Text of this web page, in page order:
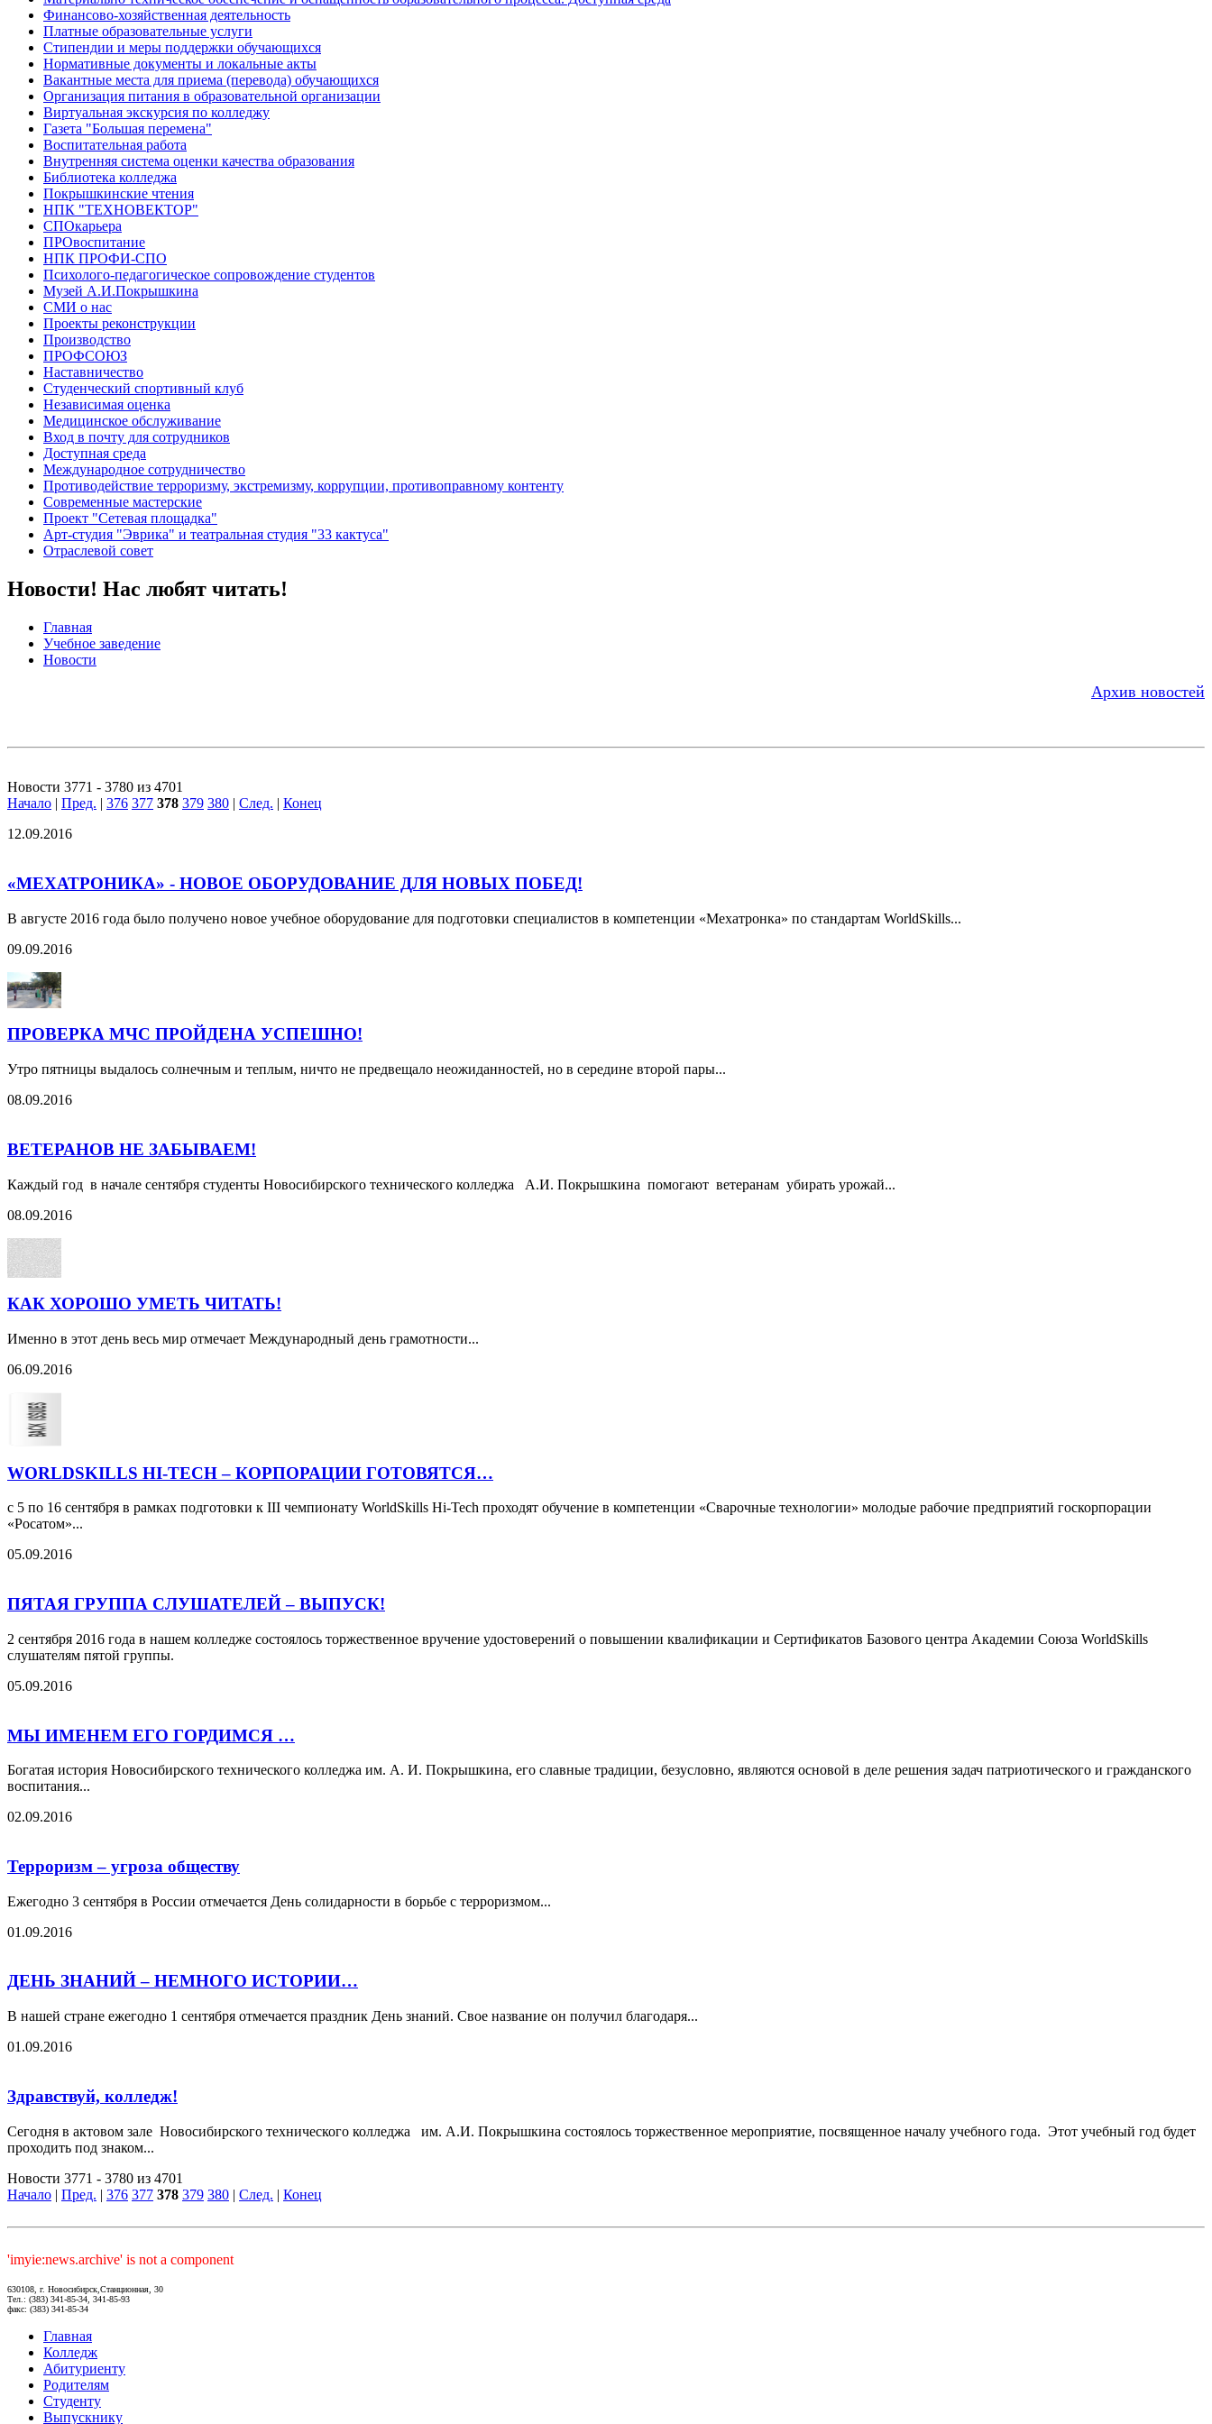
Финансово-хозяйственная деятельность
Платные образовательные услуги
Стипендии и меры поддержки обучающихся
Нормативные документы и локальные акты
Вакантные места для приема (перевода) обучающихся
Организация питания в образовательной организации
Виртуальная экскурсия по колледжу
Газета "Большая перемена"
Воспитательная работа
Внутренняя система оценки качества образования
Библиотека колледжа
Покрышкинские чтения
НПК "ТЕХНОВЕКТОР"
СПОкарьера
ПРОвоспитание
НПК ПРОФИ-СПО
Психолого-педагогическое сопровождение студентов
Музей А.И.Покрышкина
СМИ о нас
Проекты реконструкции
Производство
ПРОФСОЮЗ
Наставничество
Студенческий спортивный клуб
Независимая оценка
Медицинское обслуживание
Вход в почту для сотрудников
Доступная среда
Международное сотрудничество
Противодействие терроризму, экстремизму, коррупции, противоправному контенту
Современные мастерские
Проект "Сетевая площадка"
Арт-студия "Эврика" и театральная студия "33 кактуса"
Отраслевой совет
Новости! Нас любят читать!
Главная
Учебное заведение
Новости
Архив новостей
Новости 3771 - 3780 из 4701
Начало | Пред. | 376 377 378 379 380 | След. | Конец
12.09.2016
«МЕХАТРОНИКА» - НОВОЕ ОБОРУДОВАНИЕ ДЛЯ НОВЫХ ПОБЕД!
В августе 2016 года было получено новое учебное оборудование для подготовки специалистов в компетенции «Мехатронка» по стандартам WorldSkills...
09.09.2016
ПРОВЕРКА МЧС ПРОЙДЕНА УСПЕШНО!
Утро пятницы выдалось солнечным и теплым, ничто не предвещало неожиданностей, но в середине второй пары...
08.09.2016
ВЕТЕРАНОВ НЕ ЗАБЫВАЕМ!
Каждый год в начале сентября студенты Новосибирского технического колледжа А.И. Покрышкина помогают ветеранам убирать урожай...
08.09.2016
КАК ХОРОШО УМЕТЬ ЧИТАТЬ!
Именно в этот день весь мир отмечает Международный день грамотности...
06.09.2016
WORLDSKILLS HI-TECH – КОРПОРАЦИИ ГОТОВЯТСЯ…
с 5 по 16 сентября в рамках подготовки к III чемпионату WorldSkills Hi-Tech проходят обучение в компетенции «Сварочные технологии» молодые рабочие предприятий госкорпорации
«Росатом»...
05.09.2016
ПЯТАЯ ГРУППА СЛУШАТЕЛЕЙ – ВЫПУСК!
2 сентября 2016 года в нашем колледже состоялось торжественное вручение удостоверений о повышении квалификации и Сертификатов Базового центра Академии Союза WorldSkills
слушателям пятой группы.
05.09.2016
МЫ ИМЕНЕМ ЕГО ГОРДИМСЯ …
Богатая история Новосибирского технического колледжа им. А. И. Покрышкина, его славные традиции, безусловно, являются основой в деле решения задач патриотического и гражданского
воспитания...
02.09.2016
Терроризм – угроза обществу
Ежегодно 3 сентября в России отмечается День солидарности в борьбе с терроризмом...
01.09.2016
ДЕНЬ ЗНАНИЙ – НЕМНОГО ИСТОРИИ…
В нашей стране ежегодно 1 сентября отмечается праздник День знаний. Свое название он получил благодаря...
01.09.2016
Здравствуй, колледж!
Сегодня в актовом зале Новосибирского технического колледжа им. А.И. Покрышкина состоялось торжественное мероприятие, посвященное началу учебного года. Этот учебный год будет
проходить под знаком...
Новости 3771 - 3780 из 4701
Начало | Пред. | 376 377 378 379 380 | След. | Конец
'imyie:news.archive' is not a component
630108, г. Новосибирск,Станционная, 30
Тел.: (383) 341-85-34, 341-85-93
факс: (383) 341-85-34
Главная
Колледж
Абитуриенту
Родителям
Студенту
Выпускнику